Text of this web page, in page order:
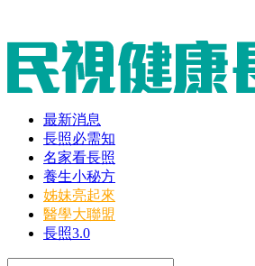
最新消息
長照必需知
名家看長照
養生小秘方
姊妹亮起來
醫學大聯盟
長照3.0